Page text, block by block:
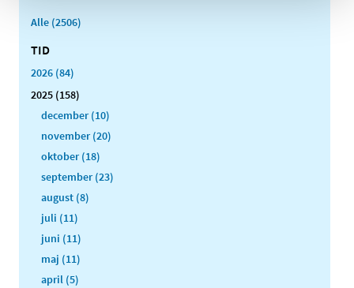
Alle (2506)
TID
2026 (84)
2025 (158)
december (10)
november (20)
oktober (18)
september (23)
august (8)
juli (11)
juni (11)
maj (11)
april (5)